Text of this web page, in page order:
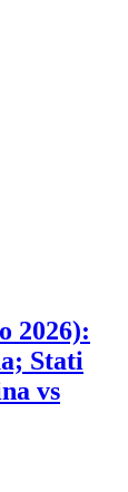
2026):
Stati
vs